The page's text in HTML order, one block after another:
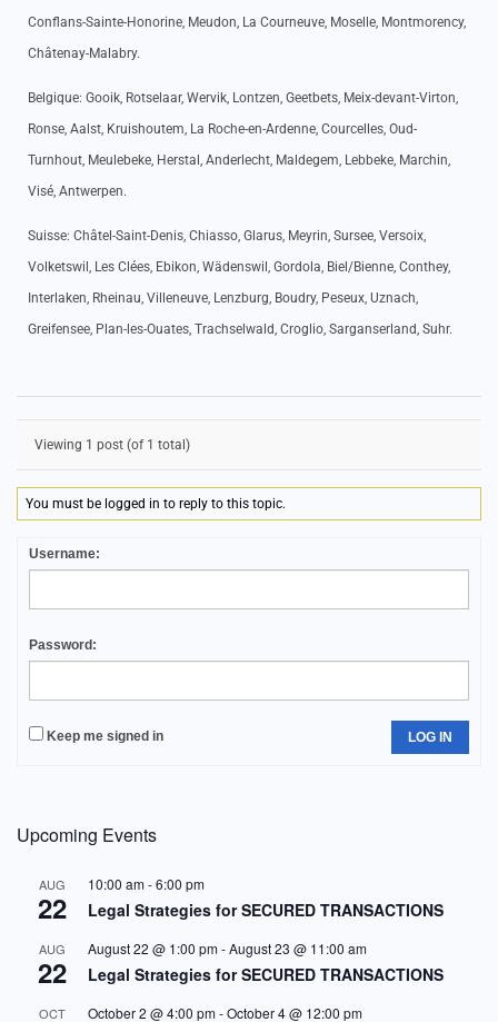
Conflans-Sainte-Honorine, Meudon, La Courneuve, Moselle, Montmorency,
Châtenay-Malabry.
Belgique: Gooik, Rotselaar, Wervik, Lontzen, Geetbets, Meix-devant-Virton,
Ronse, Aalst, Kruishoutem, La Roche-en-Ardenne, Courcelles, Oud-
Turnhout, Meulebeke, Herstal, Anderlecht, Maldegem, Lebbeke, Marchin,
Visé, Antwerpen.
Suisse: Châtel-Saint-Denis, Chiasso, Glarus, Meyrin, Sursee, Versoix,
Volketswil, Les Clées, Ebikon, Wädenswil, Gordola, Biel/Bienne, Conthey,
Interlaken, Rheinau, Villeneuve, Lenzburg, Boudry, Peseux, Uznach,
Greifensee, Plan-les-Ouates, Trachselwald, Croglio, Sarganserland, Suhr.
Viewing 1 post (of 1 total)
You must be logged in to reply to this topic.
Username:
Password:
Keep me signed in LOG IN
Upcoming Events
AUG
22
10:00 am-6:00 pm
Legal Strategies for SECURED TRANSACTIONS
AUG
22
August 22 @ 1:00 pm-August 23 @ 11:00 am
Legal Strategies for SECURED TRANSACTIONS
OCT October 2 @ 4:00 pm-October 4 @ 12:00 pm